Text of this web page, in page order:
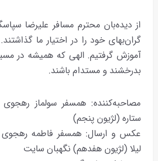
از دیده‌بان محترم مسافر علیرضا
گران‌بهای خود را در اختیار ما گذاشتند.
بدرخشند و مستدام باشند.
مصاحبه‌کننده: همسفر سولماز رهجوی
ستاره (لژیون پنجم)
عکس و ارسال: همسفر فاطمه رهجوی
لیلا (لژیون هفدهم) نگهبان سایت